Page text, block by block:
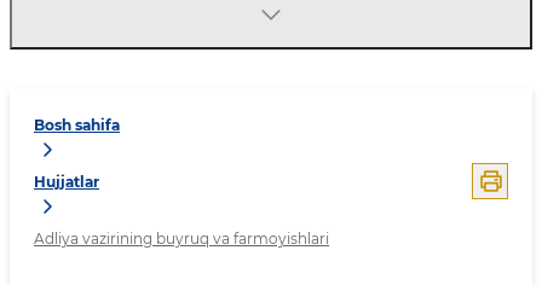
Bosh sahifa
Hujjatlar
Adliya vazirining buyruq va farmoyishlari